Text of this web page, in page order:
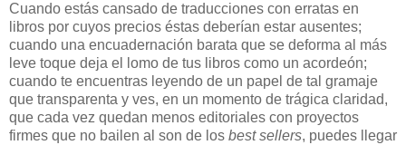
Cuando estás cansado de traducciones con erratas en
libros por cuyos precios éstas deberían estar ausentes;
cuando una encuadernación barata que se deforma al más
leve toque deja el lomo de tus libros como un acordeón;
cuando te encuentras leyendo de un papel de tal gramaje
que transparenta y ves, en un momento de trágica claridad,
que cada vez quedan menos editoriales con proyectos
firmes que no bailen al son de los best sellers, puedes llegar